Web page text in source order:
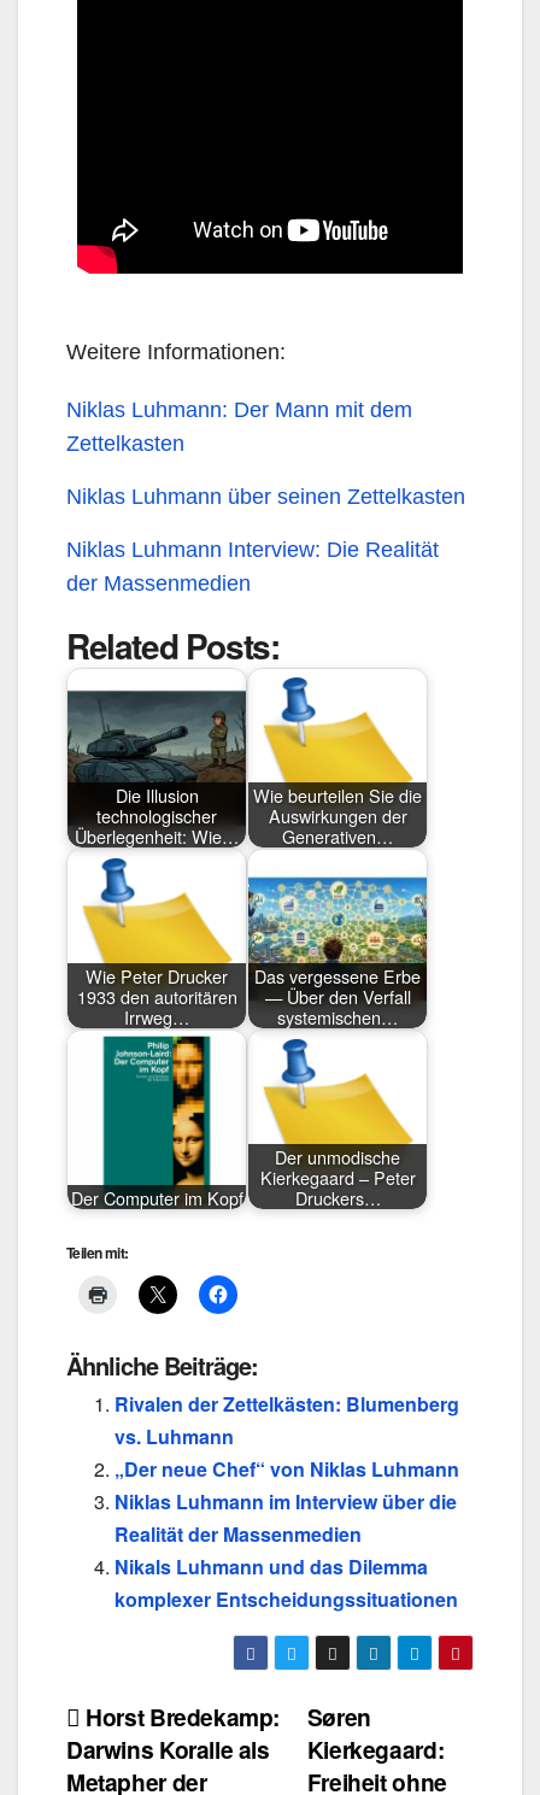
Weitere Informationen:
Niklas Luhmann: Der Mann mit dem
Zettelkasten
Niklas Luhmann über seinen Zettelkasten
Niklas Luhmann Interview: Die Realität
der Massenmedien
Related Posts:
Die Illusion
technologischer
Überlegenheit: Wie…
Wie beurteilen Sie die
Auswirkungen der
Generativen…
Wie Peter Drucker
1933 den autoritären
Irrweg…
Das vergessene Erbe
— Über den Verfall
systemischen…
Der Computer im Kopf
Der unmodische
Kierkegaard – Peter
Druckers…
Teilen mit:
Ähnliche Beiträge:
Rivalen der Zettelkästen: Blumenberg
vs. Luhmann
„Der neue Chef“ von Niklas Luhmann
Niklas Luhmann im Interview über die
Realität der Massenmedien
Nikals Luhmann und das Dilemma
komplexer Entscheidungssituationen
Beitragsnavigation
Søren
Kierkegaard:
Freiheit ohne
Horst Bredekamp:
Darwins Koralle als
Metapher der